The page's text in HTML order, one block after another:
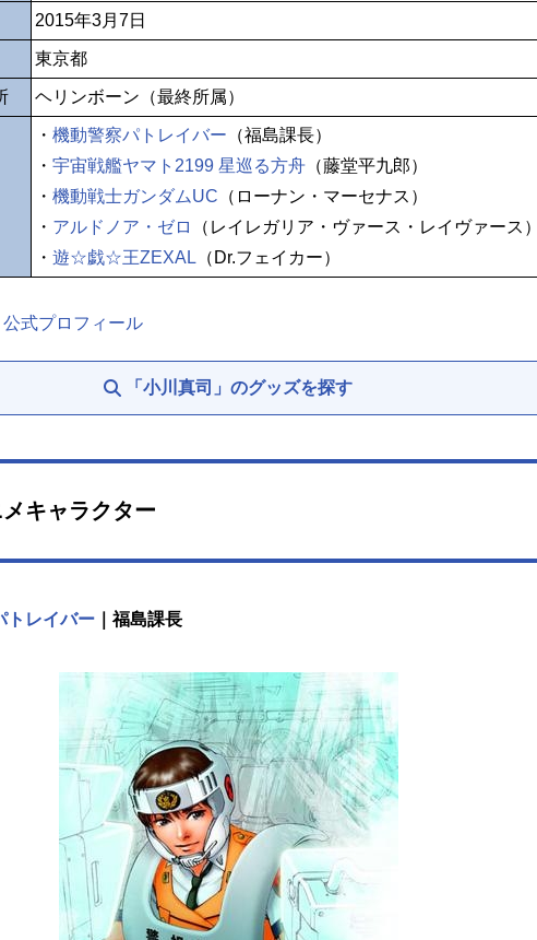
2015年3月7日
東京都
ヘリンボーン（最終所属）
・ 機動警察パトレイバー （福島課長）
・ 宇宙戦艦ヤマト2199 星巡る方舟 （藤堂平九郎）
・ 機動戦士ガンダムUC （ローナン・マーセナス）
・ アルドノア・ゼロ
（レイレガリア・ヴァース・レイヴァース）
・ 遊☆戯☆王ZEXAL （Dr.フェイカー）
公式プロフィール
「小川真司」のグッズを探す
キャラクター
トレイバー ｜福島課長
radio 大直会 2nd season